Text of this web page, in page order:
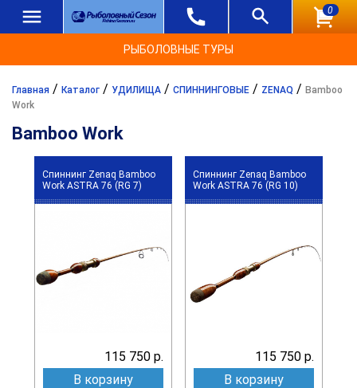
0
РЫБОЛОВНЫЕ ТУРЫ
Главная / Каталог / УДИЛИЩА / СПИННИНГОВЫЕ / ZENAQ / Bamboo
Work
Bamboo Work
Спиннинг Zenaq Bamboo
Work ASTRA 76 (RG 7)
115 750 р.
В корзину
Спиннинг Zenaq Bamboo
Work ASTRA 76 (RG 10)
115 750 р.
В корзину